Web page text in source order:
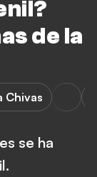
de la
Chivas
se ha